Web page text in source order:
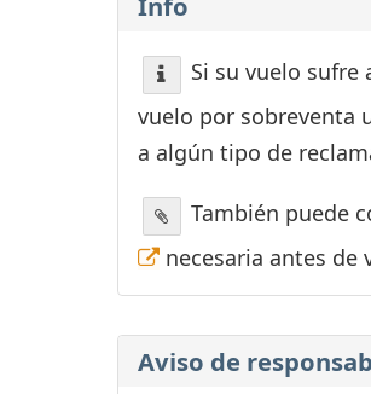
Si su vuelo sufre
vuelo por sobreventa
a algún tipo de
También puede
necesaria antes de
Aviso de